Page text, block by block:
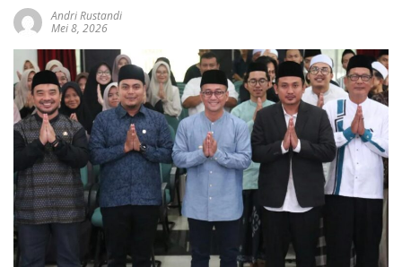
Andri Rustandi
Mei 8, 2026